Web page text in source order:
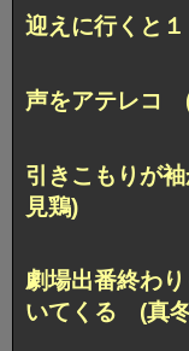
迎えに行くと
声をアテレコ
引きこもりが
見鶏)
劇場出番終わ
いてくる (真